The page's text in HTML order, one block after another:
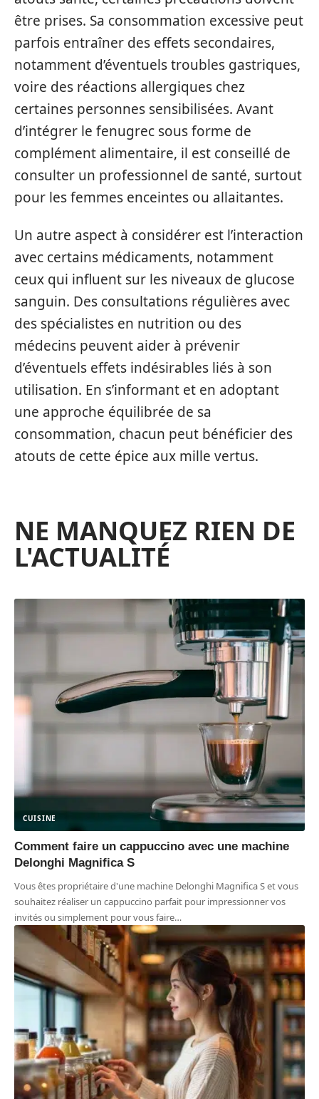
être prises. Sa consommation excessive peut
parfois entraîner des effets secondaires,
notamment d’éventuels troubles gastriques,
voire des réactions allergiques chez
certaines personnes sensibilisées. Avant
d’intégrer le fenugrec sous forme de
complément alimentaire, il est conseillé de
consulter un professionnel de santé, surtout
pour les femmes enceintes ou allaitantes.
Un autre aspect à considérer est l’interaction
avec certains médicaments, notamment
ceux qui influent sur les niveaux de glucose
sanguin. Des consultations régulières avec
des spécialistes en nutrition ou des
médecins peuvent aider à prévenir
d’éventuels effets indésirables liés à son
utilisation. En s’informant et en adoptant
une approche équilibrée de sa
consommation, chacun peut bénéficier des
atouts de cette épice aux mille vertus.
NE MANQUEZ RIEN DE
L'ACTUALITÉ
CUISINE
Comment faire un cappuccino avec une machine
Delonghi Magnifica S
Vous êtes propriétaire d'une machine Delonghi Magnifica S et vous
souhaitez réaliser un cappuccino parfait pour impressionner vos
invités ou simplement pour vous faire…